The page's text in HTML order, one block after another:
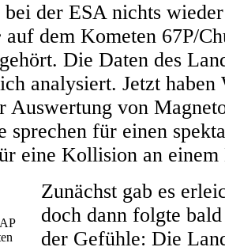
bei der ESA nichts
auf dem Kometen 67P/
Die Daten des
analysiert. Jetzt haben
Auswertung von
sprechen für einen
eine Kollision an
Zunächst gab es
doch dann folgte
der Gefühle: Die